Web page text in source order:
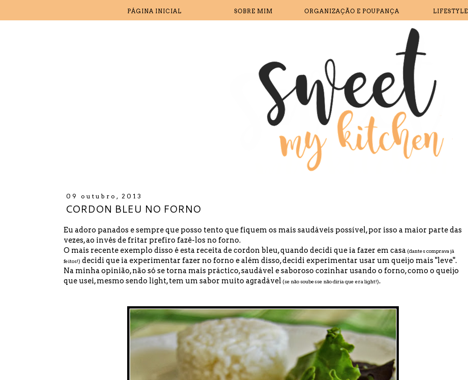
PÁGINA INICIAL SOBRE MIM ORGANIZAÇÃO E POUPANÇA LIFESTYLE
09 outubro, 2013
CORDON BLEU NO FORNO
Eu adoro panados e sempre que posso tento que fiquem os mais saudáveis possível, por isso a maior parte das
vezes, ao invés de fritar prefiro fazê-los no forno.
O mais recente exemplo disso é esta receita de cordon bleu, quando decidi que ia fazer em casa (dantes comprava já
feitos!) decidi que ia experimentar fazer no forno e além disso, decidi experimentar usar um queijo mais "leve".
Na minha opinião, não só se torna mais práctico, saudável e saboroso cozinhar usando o forno, como o queijo
que usei, mesmo sendo light, tem um sabor muito agradável (se não soubesse não diria que era light!).